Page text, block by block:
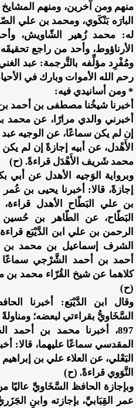
منهم ومن آخرين، ومنهم
البارَه بَنْكَوي، ومحمد بن علي
له: محمد زُهير الشّاويش،
الأرناؤوط، وأحد من راجع
ومُفْرِد مؤلِّفه بالتَّرجمة: عبد
رحم الله الأموات وبارك في
* ومن أسانيدي فيه:
أخبرنا شيخُنا مصطفى بن أحمد
أخبرني والدي مرارًا، عن محمد
إن لم يكن سماعًا، عن الوجيه
الأَهْدل، عن أبيه إجازةً إن لم
محمد شَريف الأَهْدَل قراءةً. (ح)
وبرواية الوَجيه الأهدل عن أبي
إجازةً، قالا: أخبرنا يحيى بن عُمر
بن علي البَطّاح الأهدل
البَطّاح، عن الطّاهر بن حُسين
الشرف إسماعيل بن محمد بن
أحمد بن أحمد الشَّرْجي سماعًا
كلاهما عن شيخ القُرّاء محمد بن
(ح)
وقال ابن الدَّيْبَع: أخبرنا
السَّخَاويُّ بقراءتي لبعضه؛
897، أخبرنا محمد بن
المقدسي سماعًا عليهما، قالا:
البَعْلي، عن العلاء علي بن
النَّوَوي قراءةً. (ح)
وبإجازة الحافظ السَّخَاويِّ
عمر القِبَابيِّ، بإجازته وابنِ